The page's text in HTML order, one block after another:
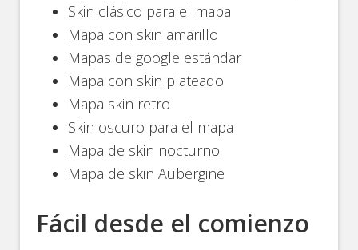
Skin clásico para el mapa
Mapa con skin amarillo
Mapas de google estándar
Mapa con skin plateado
Mapa skin retro
Skin oscuro para el mapa
Mapa de skin nocturno
Mapa de skin Aubergine
Fácil desde el comienzo